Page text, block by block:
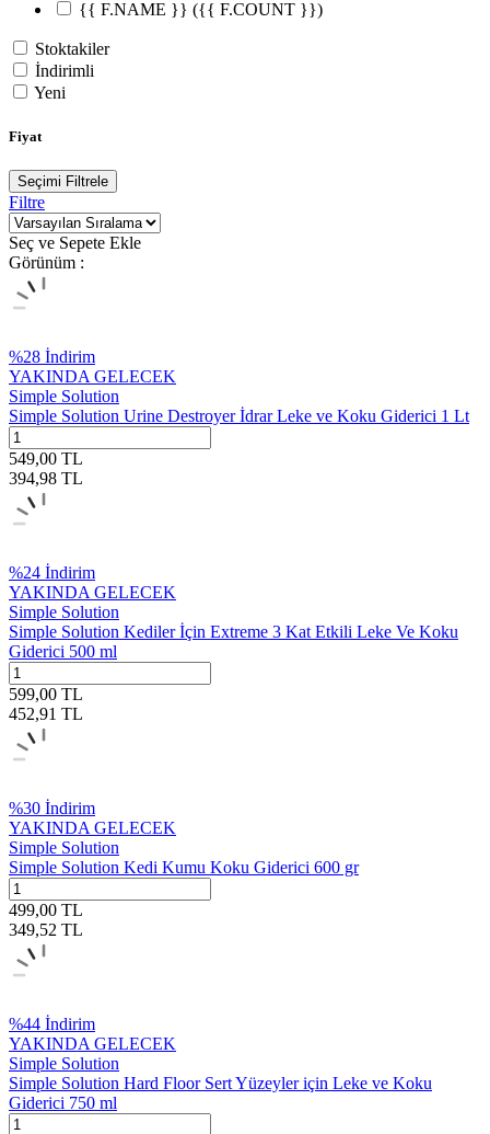
{{ F.NAME }} ({{ F.COUNT }})
Stoktakiler
İndirimli
Yeni
Fiyat
Seçimi Filtrele
Filtre
Seç ve Sepete Ekle
Görünüm :
%28 İndirim
YAKINDA GELECEK
Simple Solution
Simple Solution Urine Destroyer İdrar Leke ve Koku Giderici 1 Lt
549,00 TL
394,98 TL
%24 İndirim
YAKINDA GELECEK
Simple Solution
Simple Solution Kediler İçin Extreme 3 Kat Etkili Leke Ve Koku
Giderici 500 ml
599,00 TL
452,91 TL
%30 İndirim
YAKINDA GELECEK
Simple Solution
Simple Solution Kedi Kumu Koku Giderici 600 gr
499,00 TL
349,52 TL
%44 İndirim
YAKINDA GELECEK
Simple Solution
Simple Solution Hard Floor Sert Yüzeyler için Leke ve Koku
Giderici 750 ml